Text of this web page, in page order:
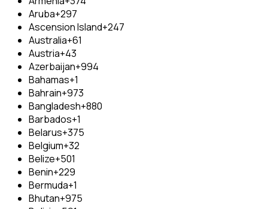
Aruba+297
Ascension Island+247
Australia+61
Austria+43
Azerbaijan+994
Bahamas+1
Bahrain+973
Bangladesh+880
Barbados+1
Belarus+375
Belgium+32
Belize+501
Benin+229
Bermuda+1
Bhutan+975